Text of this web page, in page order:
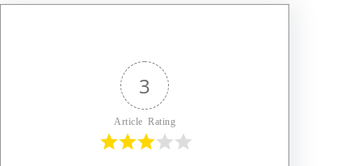
3
Article Rating